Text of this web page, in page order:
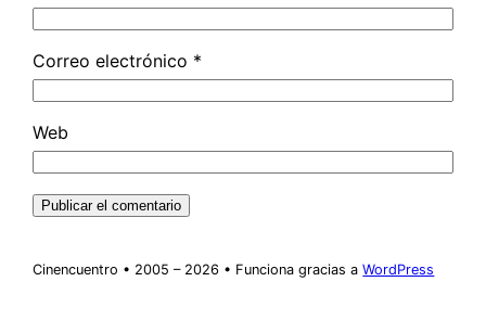
Correo electrónico *
Web
Cinencuentro • 2005 – 2026 • Funciona gracias aWordPress